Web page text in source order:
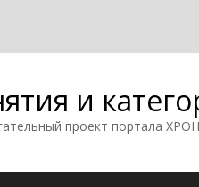
и
проект портала